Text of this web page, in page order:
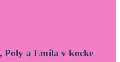
Poly a Emila v kocke